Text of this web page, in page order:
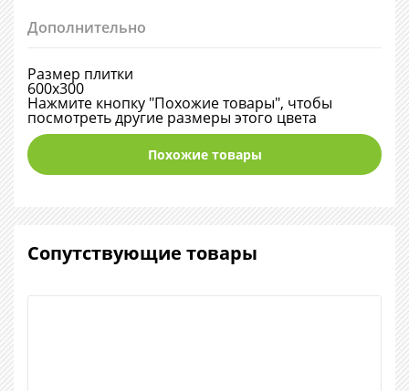
Дополнительно
Размер плитки
600х300
Нажмите кнопку "Похожие товары", чтобы
посмотреть другие размеры этого цвета
Похожие товары
Сопутствующие товары